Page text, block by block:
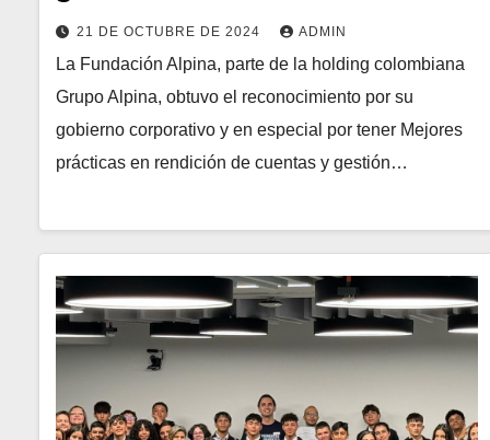
21 DE OCTUBRE DE 2024 ADMIN
La Fundación Alpina, parte de la holding colombiana
Grupo Alpina, obtuvo el reconocimiento por su
gobierno corporativo y en especial por tener Mejores
prácticas en rendición de cuentas y gestión…